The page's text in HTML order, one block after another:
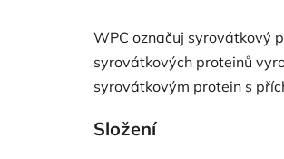
WPC označuj syrovátkový
syrovátkových proteinů
syrovátkovým protein s
Složení